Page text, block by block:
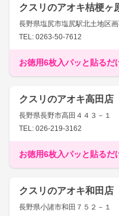
クスリのアオキ桔梗ヶ
長野県塩尻市塩尻駅北土地区
TEL: 0263-50-7612
お徳用6枚入パッと貼る
クスリのアオキ高田店
長野県長野市高田４４３－１
TEL: 026-219-3162
お徳用6枚入パッと貼る
クスリのアオキ和田店
長野県小諸市和田７５２－１